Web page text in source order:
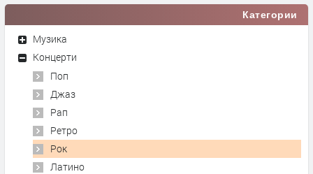
Категории
Музика
Концерти
Поп
Джаз
Рап
Ретро
Рок
Латино